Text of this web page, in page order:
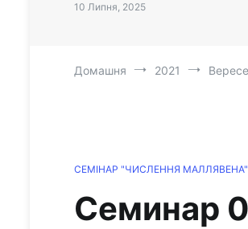
10 Липня, 2025
Домашня 2021
СЕМІНАР "ЧИСЛЕННЯ МАЛЛЯВЕНА"
Семинар